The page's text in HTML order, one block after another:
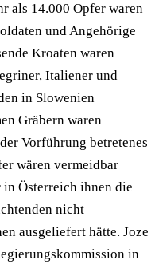
als 14.000 Opfer waren
und Angehörige
Kroaten waren
Italiener und
in Slowenien
Gräbern waren
Vorführung betretenes
wären vermeidbar
Österreich ihnen die
nicht
ausgeliefert hätte. Joze
in